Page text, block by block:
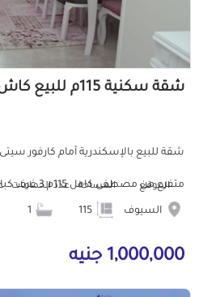
شقة سكنية 115م للبيع كاش بالسيوف الإسكندرية
شقة للبيع بالإسكندرية أمام كارفور
متفرع من مصطفى كامل 115م 3 غرف كبار ...
الموقع
السيوف
المساحة عدد الحمامات
1,000,000 جنيه